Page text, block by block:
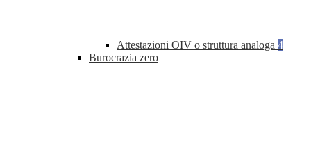
Attestazioni OIV o struttura analoga 4
Burocrazia zero